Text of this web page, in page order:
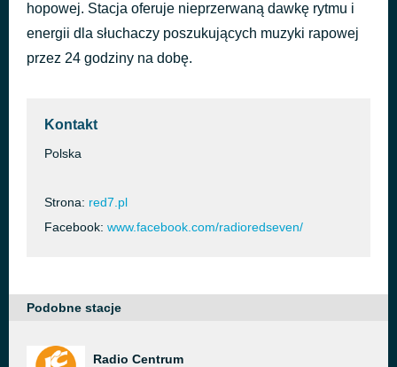
hopowej. Stacja oferuje nieprzerwaną dawkę rytmu i
energii dla słuchaczy poszukujących muzyki rapowej
przez 24 godziny na dobę.
Kontakt
Polska
Strona: red7.pl
Facebook: www.facebook.com/radioredseven/
Podobne stacje
Radio Centrum